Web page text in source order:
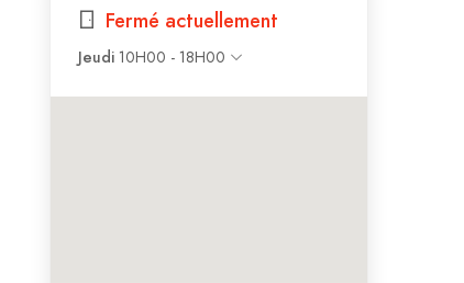
Fermé actuellement
Jeudi 10H00 - 18H00